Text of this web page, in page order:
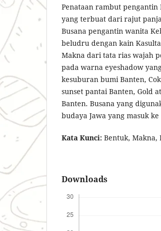
Penataan rambut pengantin
yang terbuat dari rajut
Busana pengantin wanita
beludru dengan kain
Makna dari tata rias wajah
pada warna eyeshadow
kesuburan bumi Banten,
sunset pantai Banten, Gold
Banten. Busana yang
budaya Jawa yang masuk ke
Kata Kunci: Bentuk, Makna,
Downloads